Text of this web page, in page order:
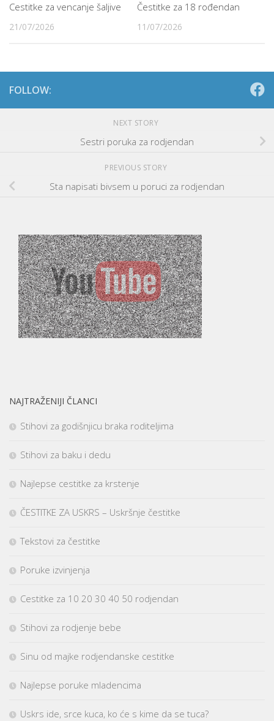
Cestitke za vencanje šaljive
21/07/2026
Čestitke za 18 rođendan
11/07/2026
FOLLOW:
NEXT STORY
Sestri poruka za rodjendan
PREVIOUS STORY
Sta napisati bivsem u poruci za rodjendan
NAJTRAŽENIJI ČLANCI
Stihovi za godišnjicu braka roditeljima
Stihovi za baku i dedu
Najlepse cestitke za krstenje
ČESTITKE ZA USKRS – Uskršnje čestitke
Tekstovi za čestitke
Poruke izvinjenja
Cestitke za 10 20 30 40 50 rodjendan
Stihovi za rodjenje bebe
Sinu od majke rodjendanske cestitke
Najlepse poruke mladencima
Uskrs ide, srce kuca, ko će s kime da se tuca?